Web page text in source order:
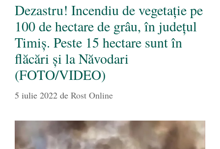
Dezastru! Incendiu de vegetație pe
100 de hectare de grâu, în județul
Timiș. Peste 15 hectare sunt în
flăcări și la Năvodari
(FOTO/VIDEO)
5 iulie 2022 de Rost Online